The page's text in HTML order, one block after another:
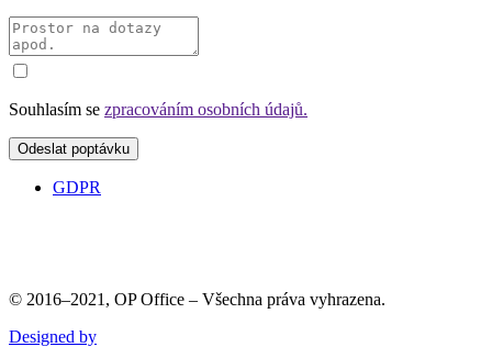
Souhlasím se zpracováním osobních údajů.
GDPR
© 2016–2021, OP Office – Všechna práva vyhrazena.
Designed by